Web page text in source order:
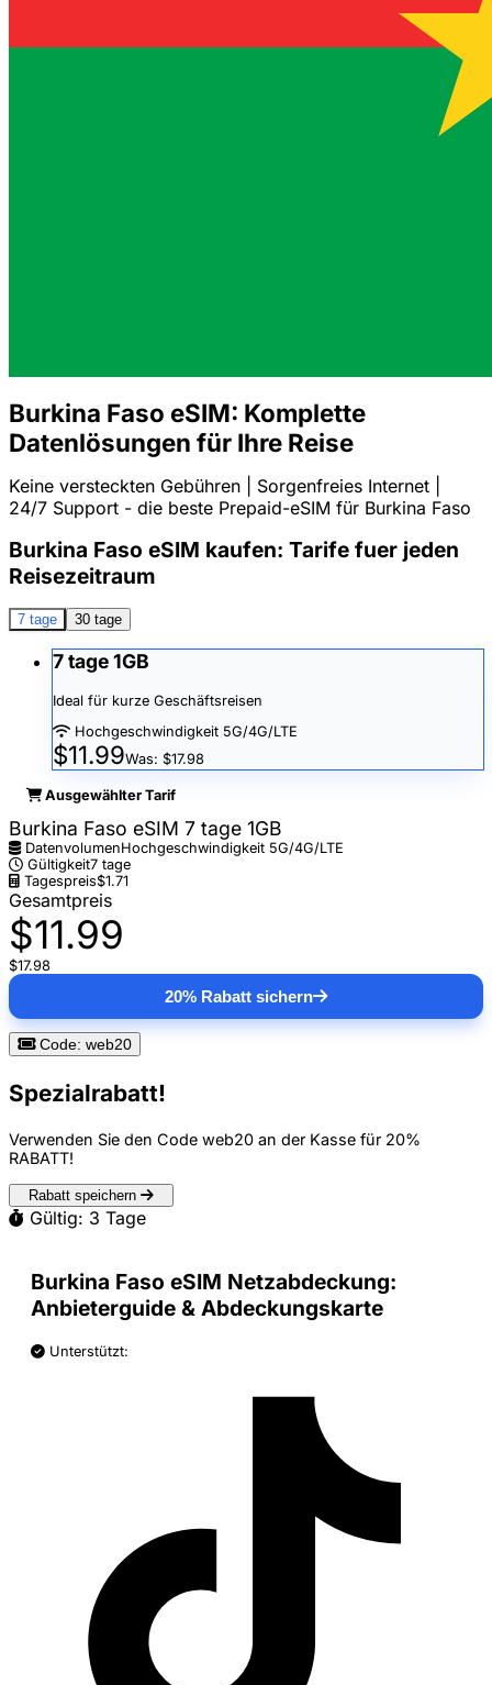
Burkina Faso eSIM: Komplette
Datenlösungen für Ihre Reise
Keine versteckten Gebühren | Sorgenfreies Internet |
24/7 Support - die beste Prepaid-eSIM für Burkina Faso
Burkina Faso eSIM kaufen: Tarife fuer jeden
Reisezeitraum
7 tage 30 tage
7 tage 1GB
Ideal für kurze Geschäftsreisen
Hochgeschwindigkeit 5G/4G/LTE
$11.99Was: $17.98
Ausgewählter Tarif
Burkina Faso eSIM 7 tage 1GB
DatenvolumenHochgeschwindigkeit 5G/4G/LTE
Gültigkeit7 tage
Tagespreis$1.71
Gesamtpreis
$11.99
$17.98
20% Rabatt sichern
Code: web20
Spezialrabatt!
Verwenden Sie den Code web20 an der Kasse für 20%
RABATT!
Rabatt speichern
Gültig: 3 Tage
Burkina Faso eSIM Netzabdeckung:
Anbieterguide & Abdeckungskarte
Unterstützt: